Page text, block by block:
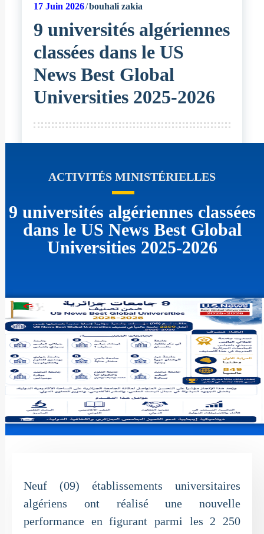
17Juin 2026 bouhali zakia
9 universités algériennes
classées dans le US
News Best Global
Universities 2025-2026
ACTIVITÉS MINISTÉRIELLES
9 universités algériennes classées
dans le US News Best Global
Universities 2025-2026
Neuf (09) établissements universitaires
algériens ont réalisé une nouvelle
performance en figurant parmi les 2 250